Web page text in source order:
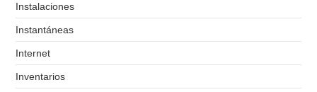
Instalaciones
Instantáneas
Internet
Inventarios